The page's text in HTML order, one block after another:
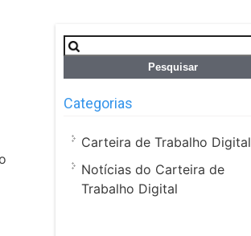
Pesquisar
por:
Categorias
Carteira de Trabalho Digital
Notícias do Carteira de
Trabalho Digital